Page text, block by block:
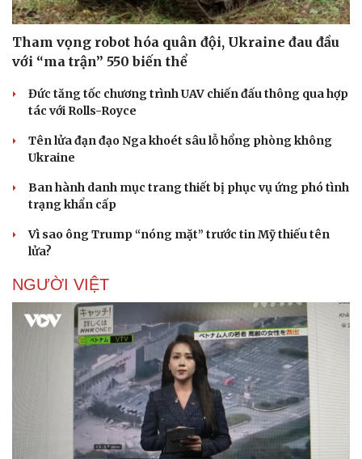
Tham vọng robot hóa quân đội, Ukraine đau đầu
với “ma trận” 550 biến thể
Đức tăng tốc chương trình UAV chiến đấu thông qua hợp
tác với Rolls-Royce
Tên lửa đạn đạo Nga khoét sâu lỗ hổng phòng không
Ukraine
Ban hành danh mục trang thiết bị phục vụ ứng phó tình
trạng khẩn cấp
Vì sao ông Trump “nóng mặt” trước tin Mỹ thiếu tên
lửa?
NGƯỜI VIỆT